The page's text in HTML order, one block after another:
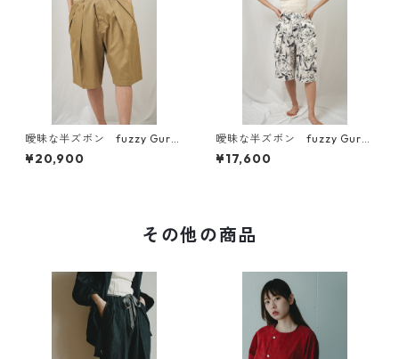
曖昧な半ズボン fuzzy Gurk
ha short pants オリジナル
生地
¥20,900
曖昧な半ズボン fuzzy Gurk
ha short pants コットンプ
リント生地
¥17,600
その他の商品